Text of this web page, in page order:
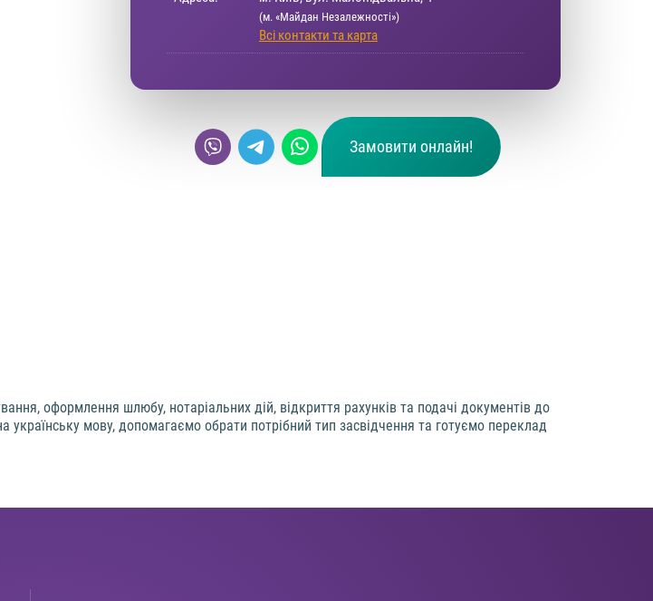
(м. «Майдан Незалежності»)
Всі контакти та карта
Замовити онлайн!
оформлення шлюбу, нотаріальних дій, відкриття рахунків та подачі документів до
мову, допомагаємо обрати потрібний тип засвідчення та готуємо переклад